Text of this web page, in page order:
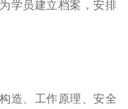
学员建立档案，安排
造、工作原理、安全